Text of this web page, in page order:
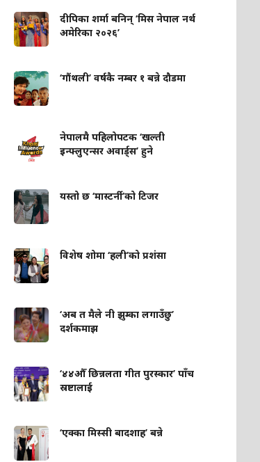
दीपिका शर्मा बनिन् ‘मिस नेपाल नर्थ
अमेरिका २०२६’
‘गौंथली’ वर्षकै नम्बर १ बन्ने दौडमा
नेपालमै पहिलोपटक ‘खल्ती
इन्फ्लुएन्सर अवार्ड्स’ हुने
यस्तो छ ‘मास्टर्नी’को टिजर
विशेष शोमा ‘हली’को प्रशंसा
‘अब त मैले नी झुम्का लगाउँछु’
दर्शकमाझ
‘४४औँ छिन्नलता गीत पुरस्कार’ पाँच
स्रष्टालाई
‘एक्का मिस्सी बादशाह’ बन्ने